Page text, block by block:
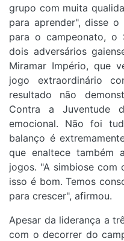
grupo com muita
para aprender", disse
para o campeonato, o
dois adversários
Miramar Império, que
jogo extraordinário
resultado não
Contra a Juventude
emocional. Não foi
balanço é
que enaltece também
jogos. "A simbiose com
isso é bom. Temos
para crescer", afirmou.
Apesar da liderança a
com o decorrer do